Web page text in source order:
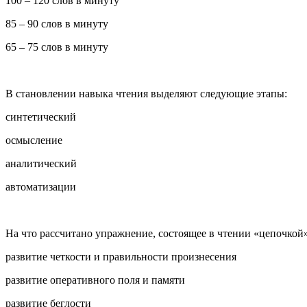
85 – 90 слов в минуту
65 – 75 слов в минуту
В становлении навыка чтения выделяют следующие этапы:
синтетический
осмысление
аналитический
автоматизации
На что рассчитано упражнение, состоящее в чтении
развитие четкости и правильности произнесения
развитие оперативного поля и памяти
развитие беглости